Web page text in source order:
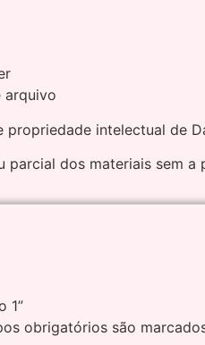
arquivo
propriedade intelectual de
dos materiais sem a
1”
obrigatórios são